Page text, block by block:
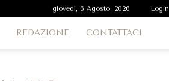
giovedì, 6 Agosto, 2026 Login
REDAZIONE CONTATTACI